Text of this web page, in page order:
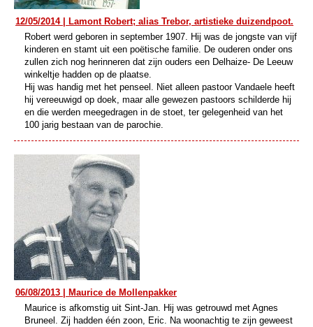
12/05/2014 | Lamont Robert; alias Trebor, artistieke duizendpoot.
Robert werd geboren in september 1907. Hij was de jongste van vijf
kinderen en stamt uit een poëtische familie. De ouderen onder ons
zullen zich nog herinneren dat zijn ouders een Delhaize- De Leeuw
winkeltje hadden op de plaatse.
Hij was handig met het penseel. Niet alleen pastoor Vandaele heeft
hij vereeuwigd op doek, maar alle gewezen pastoors schilderde hij
en die werden meegedragen in de stoet, ter gelegenheid van het
100 jarig bestaan van de parochie.
06/08/2013 | Maurice de Mollenpakker
Maurice is afkomstig uit Sint-Jan. Hij was getrouwd met Agnes
Bruneel. Zij hadden één zoon, Eric. Na woonachtig te zijn geweest